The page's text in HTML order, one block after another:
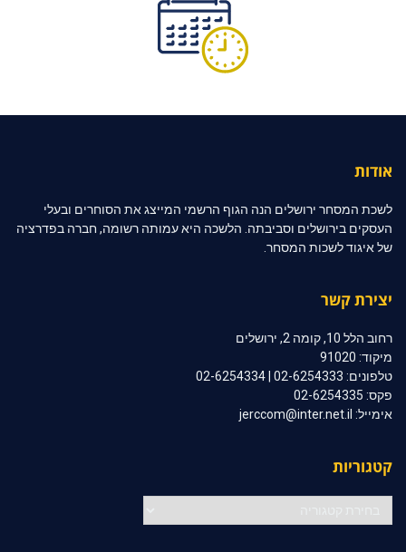
אודות
לשכת המסחר ירושלים הנה הגוף הרשמי המייצג את הסוחרים ובעלי
העסקים בירושלים וסביבתה. הלשכה היא עמותה רשומה, חברה בפדרציה
של איגוד לשכות המסחר.
יצירת קשר
רחוב הלל 10, קומה 2, ירושלים
מיקוד: 91020
טלפונים: 02-6254333 | 02-6254334
פקס: 02-6254335
אימייל: jerccom@inter.net.il
קטגוריות